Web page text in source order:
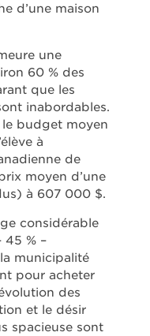
d’une maison
une
60 % des
que les
inabordables.
le budget moyen
à
de
moyen d’une
à 607 000 $.
considérable
45 % –
municipalité
pour acheter
des
et le désir
spacieuse sont